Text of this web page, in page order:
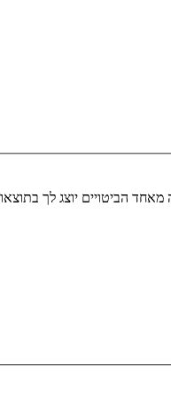
הביטויים יוצג לך